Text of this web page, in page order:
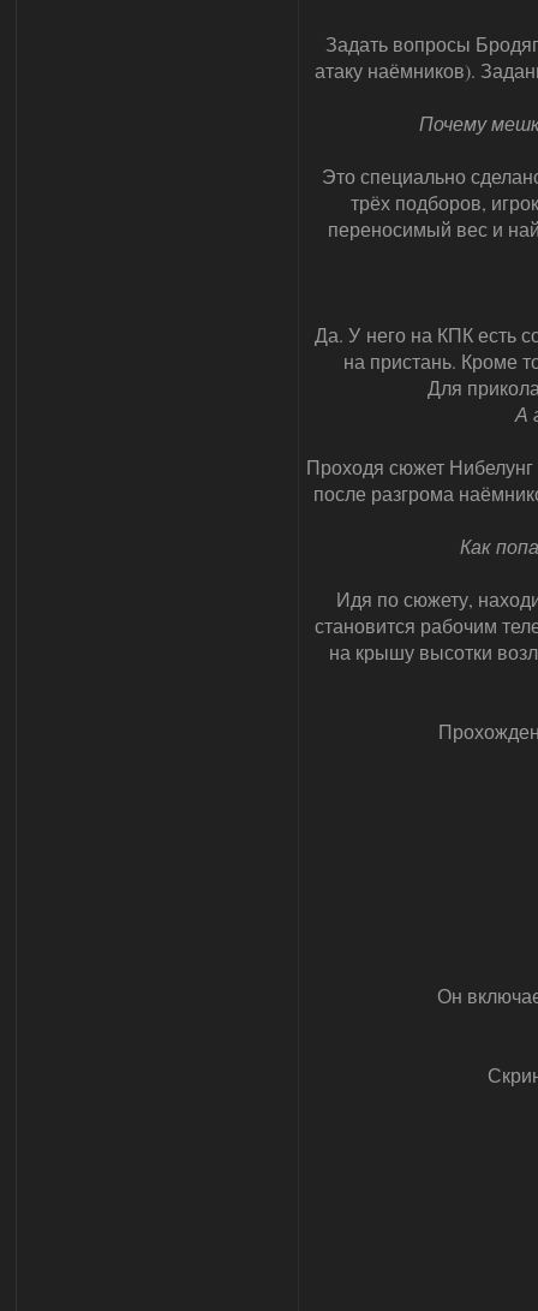
Задать вопросы
атаку наёмников).
Почему
Это специально
трёх подборов,
переносимый вес и
Да. У него на КПК есть
на пристань. Кроме
Для
А
Проходя сюжет Нибелунг
после разгрома
Как
Идя по сюжету,
становится рабочим
на крышу высотки
Он